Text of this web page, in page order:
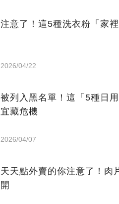
注意了！這5種洗衣粉「家
2026/04/22
被列入黑名單！這「5種日
宜藏危機
2026/04/07
天天點外賣的你注意了！肉
開